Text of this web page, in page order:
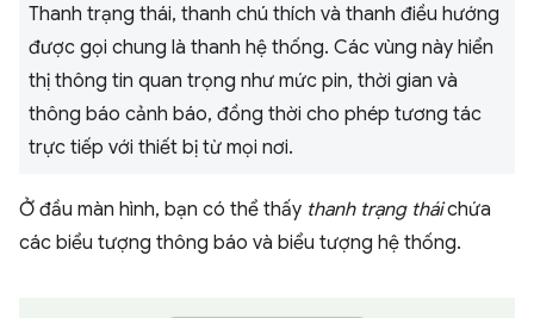
Thanh trạng thái, thanh chú thích và thanh điều hướng
được gọi chung là thanh hệ thống. Các vùng này hiển
thị thông tin quan trọng như mức pin, thời gian và
thông báo cảnh báo, đồng thời cho phép tương tác
trực tiếp với thiết bị từ mọi nơi.
Ở đầu màn hình, bạn có thể thấy thanh trạng tháichứa
các biểu tượng thông báo và biểu tượng hệ thống.